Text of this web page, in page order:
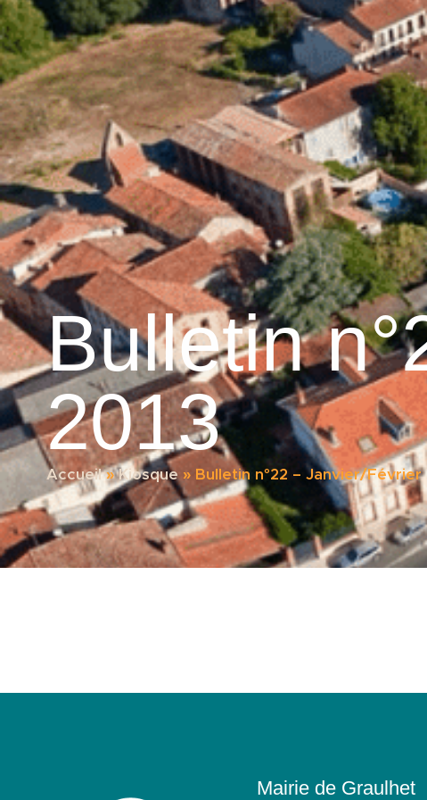
principal
Graulhet et le cuir Accueil Découvrir
Bulletin
2013
Accueil»Kiosque » Bulletin n°22 – Janvier/Février
Mairie de Graulhet